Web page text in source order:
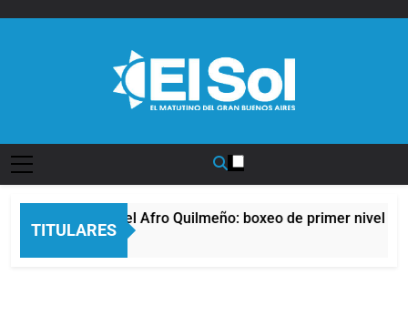
TITULARES
La noche del Afro Quilmeño: boxeo de primer nivel en
13 Horas Atrás